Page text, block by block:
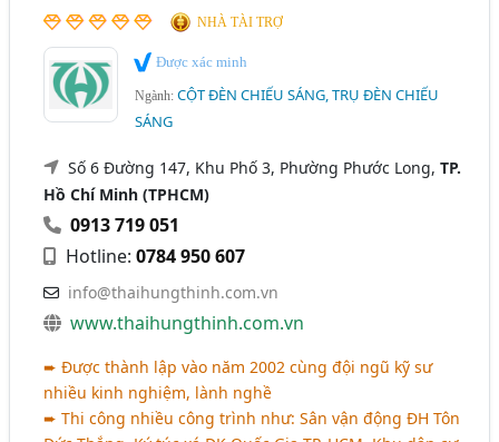
NHÀ TÀI TRỢ
Được xác minh
Ngành:CỘT ĐÈN CHIẾU SÁNG, TRỤ ĐÈN CHIẾU
SÁNG
Số 6 Đường 147, Khu Phố 3, Phường Phước Long,TP.
Hồ Chí Minh (TPHCM)
0913 719 051
Hotline:0784 950 607
info@thaihungthinh.com.vn
www.thaihungthinh.com.vn
➨ Được thành lập vào năm 2002 cùng đội ngũ kỹ sư
nhiều kinh nghiệm, lành nghề
➨ Thi công nhiều công trình như: Sân vận động ĐH Tôn